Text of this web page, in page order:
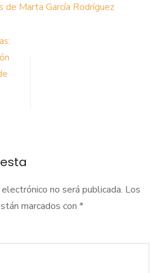
Marta García Rodríguez
no será publicada. Los
marcados con *